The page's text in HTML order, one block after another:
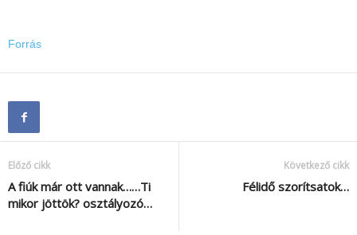
Forrás
Előző cikk
A fiúk már ott vannak……Ti
mikor jöttök? osztályozó…
Következő cikk
Félidő szorítsatok…